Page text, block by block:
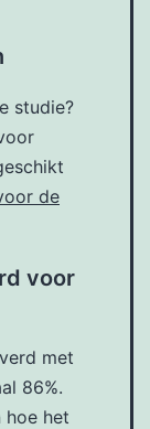
studie?
de
voor
met
86%.
hoe het